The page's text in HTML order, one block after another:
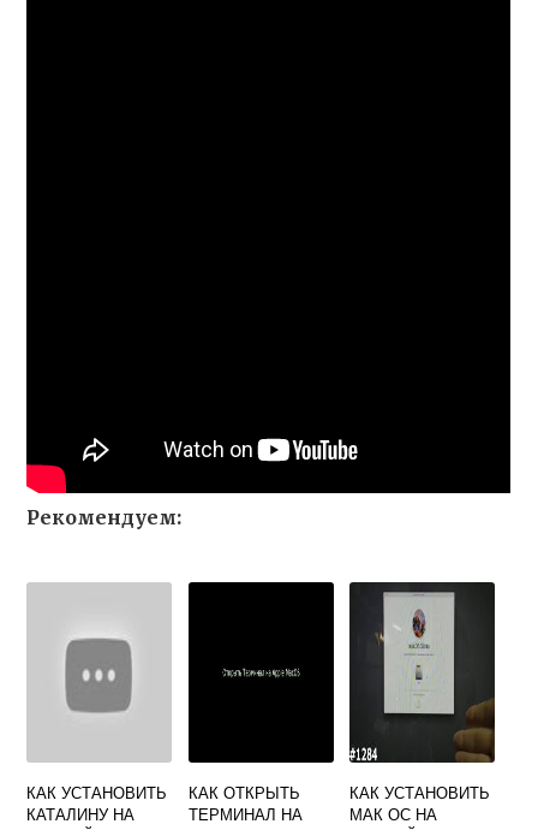
Рекомендуем:
КАК УСТАНОВИТЬ
КАТАЛИНУ НА
КАК ОТКРЫТЬ
ТЕРМИНАЛ НА
КАК УСТАНОВИТЬ
МАК ОС НА